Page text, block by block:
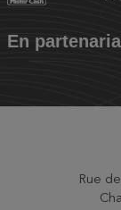
En
Rue